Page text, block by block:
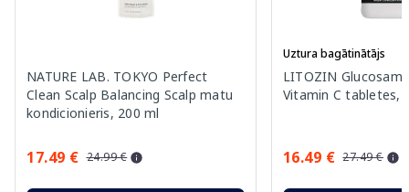
NATURE LAB. TOKYO Perfect
Clean Scalp Balancing Scalp matu
kondicionieris, 200 ml
17.49 € 24.99 €
Uztura bagātinātājs
LITOZIN
Vitamin C tabletes,
16.49 € 27.49 €